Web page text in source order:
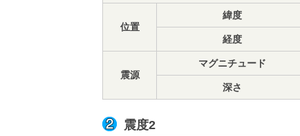
位置
緯度
経度
震源
マグニチュード
深さ
震度2